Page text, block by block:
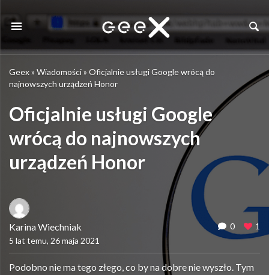
Geex» Wiadomości» Oficjalnie usługi Google wrócą do
najnowszych urządzeń Honor
Oficjalnie usługi Google
wrócą do najnowszych
urządzeń Honor
Karina Wiechniak
5 lat temu, 26 maja 2021
0 1
Podobno nie ma tego złego, co by na dobre nie wyszło. Tym